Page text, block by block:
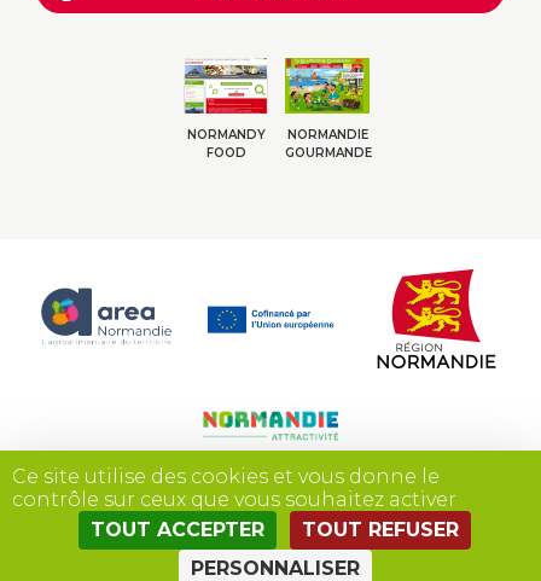
NORMANDY
FOOD
NORMANDIE
GOURMANDE
Site réalisé par
Ce site utilise des cookies et vous donne le
contrôle sur ceux que vous souhaitez activer
TOUT ACCEPTER
TOUT REFUSER
PERSONNALISER